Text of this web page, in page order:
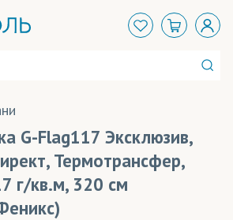
G-Flag117 Эксклюзив,
Термотрансфер,
г/кв.м, 320 см